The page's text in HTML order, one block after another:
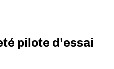
pilote d'essai